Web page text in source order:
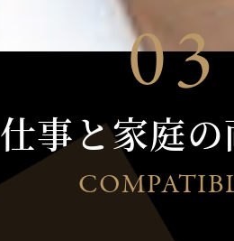
仕事と家庭